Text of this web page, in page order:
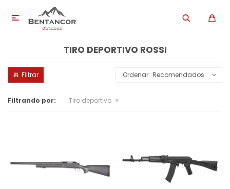

TIRO DEPORTIVO ROSSI
Recomendados
Filtrando por: Tiro deportivo